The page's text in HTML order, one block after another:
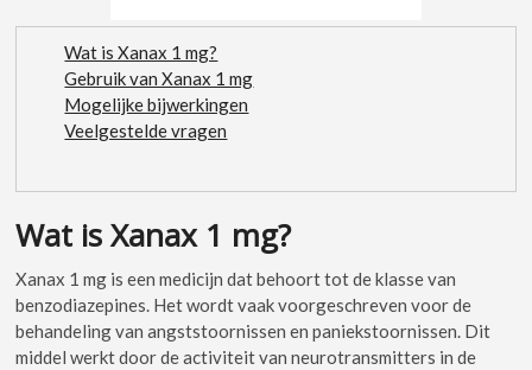
Wat is Xanax 1 mg?
Gebruik van Xanax 1 mg
Mogelijke bijwerkingen
Veelgestelde vragen
Wat is Xanax 1 mg?
Xanax 1 mg is een medicijn dat behoort tot de klasse van
benzodiazepines. Het wordt vaak voorgeschreven voor de
behandeling van angststoornissen en paniekstoornissen. Dit
middel werkt door de activiteit van neurotransmitters in de